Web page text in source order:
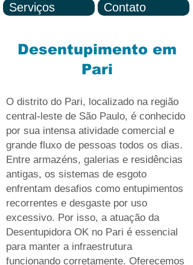
Serviços Contato
Desentupimento em
Pari
O distrito do Pari, localizado na região
central-leste de São Paulo, é conhecido
por sua intensa atividade comercial e
grande fluxo de pessoas todos os dias.
Entre armazéns, galerias e residências
antigas, os sistemas de esgoto
enfrentam desafios como entupimentos
recorrentes e desgaste por uso
excessivo. Por isso, a atuação da
Desentupidora OK no Pari é essencial
para manter a infraestrutura
funcionando corretamente. Oferecemos